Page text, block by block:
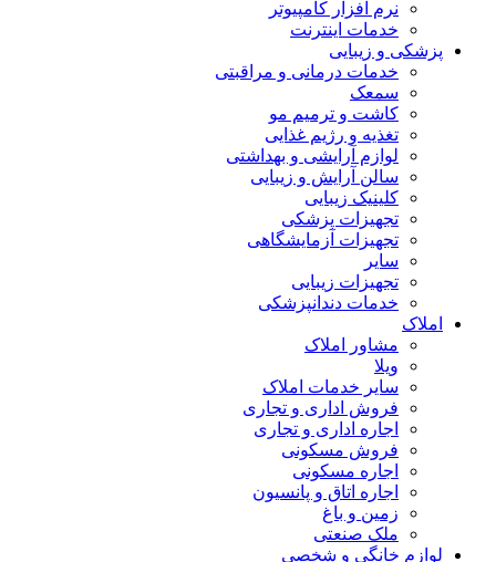
نرم افزار کامپیوتر
خدمات اینترنت
پزشکی و زیبایی
خدمات درمانی و مراقبتی
سمعک
کاشت و ترمیم مو
تغذیه و رژیم غذایی
لوازم آرایشی و بهداشتی
سالن آرایش و زیبایی
کلینیک زیبایی
تجهیزات پزشکی
تجهیزات آزمایشگاهی
سایر
تجهیزات زیبایی
خدمات دندانپزشکی
املاک
مشاور املاک
ویلا
سایر خدمات املاک
فروش اداری و تجاری
اجاره اداری و تجاری
فروش مسکونی
اجاره مسکونی
اجاره اتاق و پانسیون
زمین و باغ
ملک صنعتی
لوازم خانگی و شخصی